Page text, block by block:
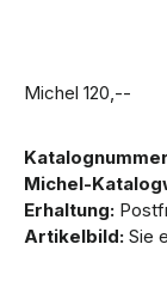
Michel 120,--
Michel-
Erhaltung:
Artikelbild: Sie